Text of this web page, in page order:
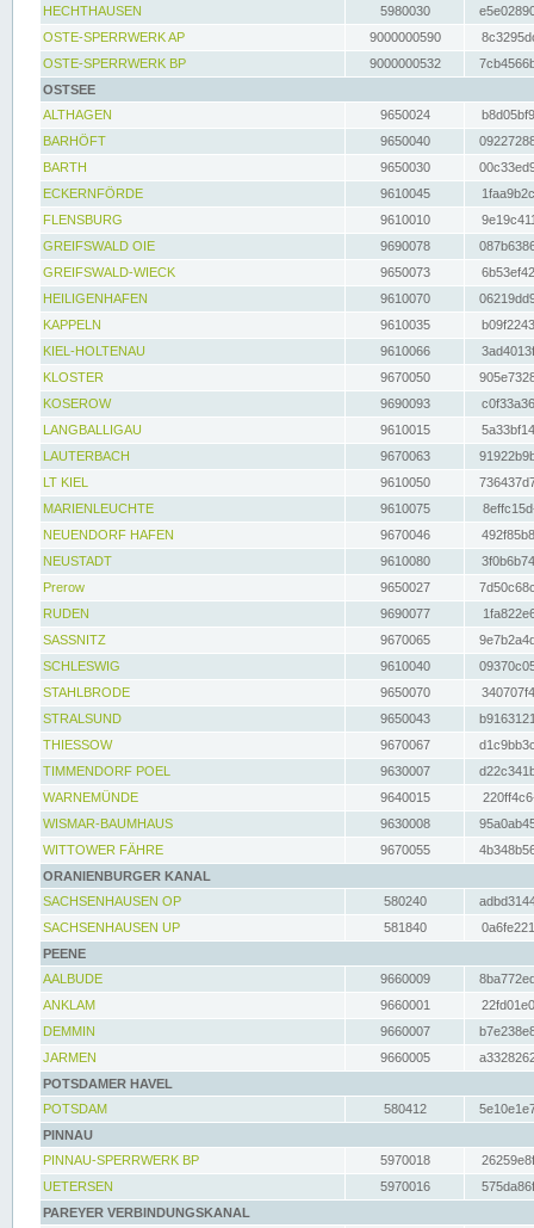
HECHTHAUSEN
5980030
OSTE-SPERRWERK AP
9000000590
OSTE-SPERRWERK BP
9000000532
OSTSEE
ALTHAGEN
9650024
BARHÖFT
9650040
BARTH
9650030
ECKERNFÖRDE
9610045
FLENSBURG
9610010
GREIFSWALD OIE
9690078
GREIFSWALD-WIECK
9650073
HEILIGENHAFEN
9610070
KAPPELN
9610035
KIEL-HOLTENAU
9610066
KLOSTER
9670050
KOSEROW
9690093
LANGBALLIGAU
9610015
LAUTERBACH
9670063
LT KIEL
9610050
MARIENLEUCHTE
9610075
NEUENDORF HAFEN
9670046
NEUSTADT
9610080
Prerow
9650027
RUDEN
9690077
SASSNITZ
9670065
SCHLESWIG
9610040
STAHLBRODE
9650070
STRALSUND
9650043
THIESSOW
9670067
TIMMENDORF POEL
9630007
WARNEMÜNDE
9640015
WISMAR-BAUMHAUS
9630008
WITTOWER FÄHRE
9670055
ORANIENBURGER KANAL
SACHSENHAUSEN OP
580240
SACHSENHAUSEN UP
581840
PEENE
AALBUDE
9660009
ANKLAM
9660001
DEMMIN
9660007
JARMEN
9660005
POTSDAMER HAVEL
POTSDAM
580412
PINNAU
PINNAU-SPERRWERK BP
5970018
UETERSEN
5970016
PAREYER VERBINDUNGSKANAL